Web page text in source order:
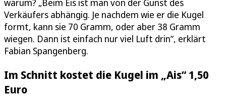
Verkäufers abhängig. Je nachdem wie er die Kugel
formt, kann sie 70 Gramm, oder aber 38 Gramm
wiegen. Dann ist einfach nur viel Luft drin“, erklärt
Fabian Spangenberg.
Im Schnitt kostet die Kugel im „Ais“ 1,50
Euro